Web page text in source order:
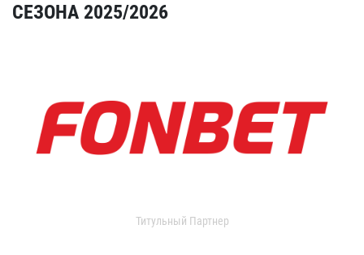
СЕЗОНА 2025/2026
Титульный Партнер